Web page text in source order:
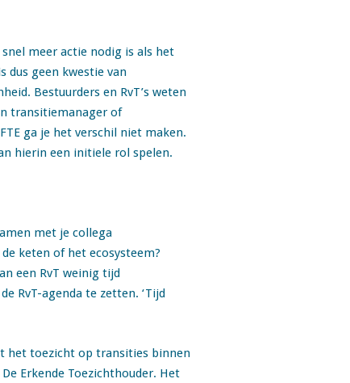
meer actie nodig is als het
dus geen kwestie van
Bestuurders en RvT’s weten
transitiemanager of
ga je het verschil niet maken.
hierin een initiele rol spelen.
met je collega
keten of het ecosysteem?
een RvT weinig tijd
RvT-agenda te zetten. ‘Tijd
het toezicht op transities binnen
De Erkende Toezichthouder. Het